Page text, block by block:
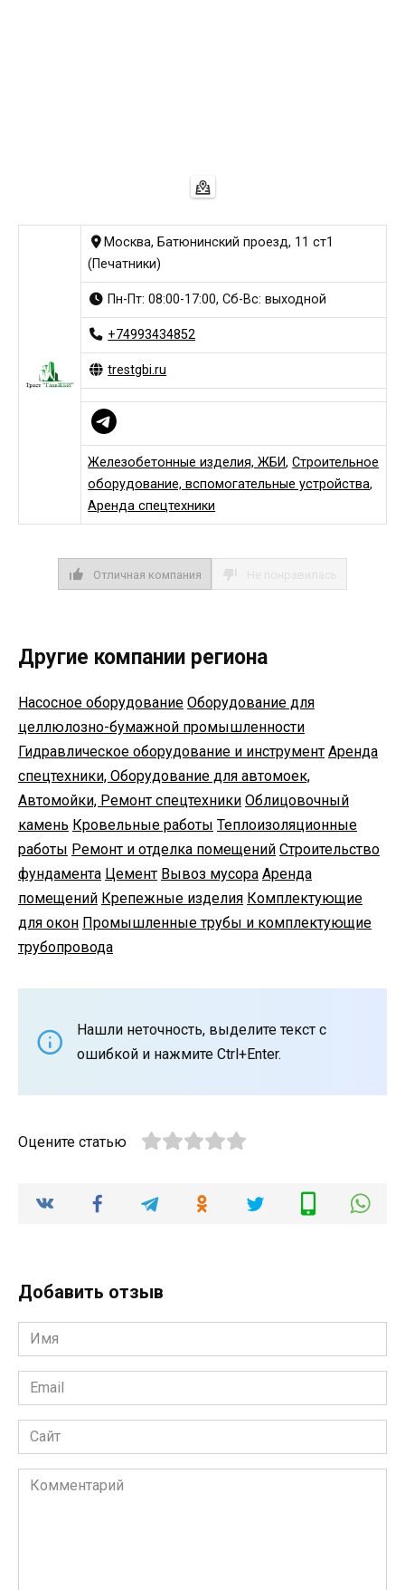
Москва, Батюнинский проезд, 11 ст1
(Печатники)
Пн-Пт: 08:00-17:00, Сб-Вс: выходной
+74993434852
trestgbi.ru
Железобетонные изделия, ЖБИ,Строительное
оборудование, вспомогательные устройства,
Аренда спецтехники
Отличная компания
Другие компании региона
Насосное оборудование Оборудование для
целлюлозно-бумажной промышленности
Гидравлическое оборудование и инструмент Аренда
спецтехники, Оборудование для автомоек,
Автомойки, Ремонт спецтехники Облицовочный
камень Кровельные работы Теплоизоляционные
работы Ремонт и отделка помещений Строительство
фундамента Цемент Вывоз мусора Аренда
помещений Крепежные изделия Комплектующие
для окон Промышленные трубы и комплектующие
трубопровода
Нашли неточность, выделите текст с
ошибкой и нажмите Ctrl+Enter.
Оцените статью
Добавить отзыв
Имя
*
Email
*
Сайт
Комментарий